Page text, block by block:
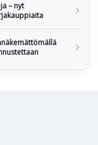
– nyt